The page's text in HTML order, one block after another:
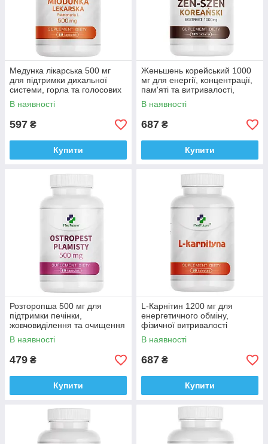
Медунка лікарська 500 мг
для підтримки дихальної
системи, горла та голосових
зв'язок, Medfuture Pulmonaria
60 капсул Доставка з ЄС
В наявності
597 ₴
Купити
Женьшень корейський 1000
мг для енергії, концентрації,
пам'яті та витривалості,
Medfuture Korean Ginseng
120табл. Доставка з ЄС
В наявності
687 ₴
Купити
Розторопша 500 мг для
підтримки печінки,
жовчовиділення та очищення
організму, Medfuture Milk
Thistle 60 капсул Доставка з
ЄС
В наявності
479 ₴
Купити
L-Карнітин 1200 мг для
енергетичного обміну,
фізичної витривалості
Medfuture L-Carnitine Max
1200 mg, 60 таблеток
Доставка з ЄС
В наявності
687 ₴
Купити